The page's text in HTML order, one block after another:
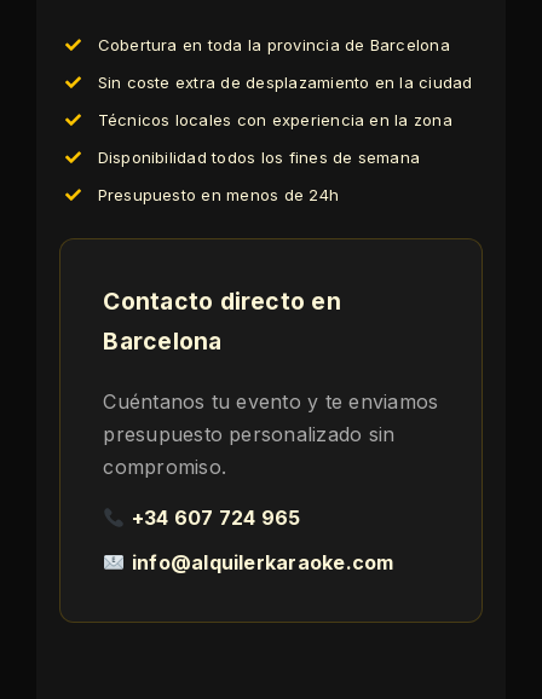
Cobertura en toda la provincia de Barcelona
Sin coste extra de desplazamiento en la ciudad
Técnicos locales con experiencia en la zona
Disponibilidad todos los fines de semana
Presupuesto en menos de 24h
Contacto directo en
Barcelona
Cuéntanos tu evento y te enviamos
presupuesto personalizado sin
compromiso.
+34 607 724 965
info@alquilerkaraoke.com